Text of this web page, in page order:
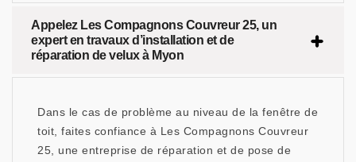
Appelez Les Compagnons Couvreur 25, un
expert en travaux d’installation et de
réparation de velux à Myon
Dans le cas de problème au niveau de la fenêtre de
toit, faites confiance à Les Compagnons Couvreur
25, une entreprise de réparation et de pose de